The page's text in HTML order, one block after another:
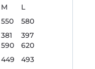
M
L
550
580
381
397
590
620
449
493